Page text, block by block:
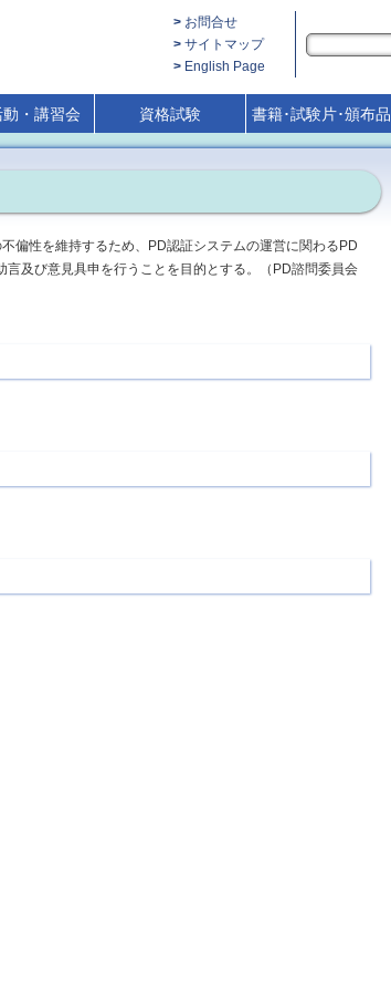
お問合せ
サイトマップ
English Page
・講習会 資格試験 書籍･試験片･頒布品
偏性を維持するため、PD認証システムの運営に関わるPD
及び意見具申を行うことを目的とする。（PD諮問委員会